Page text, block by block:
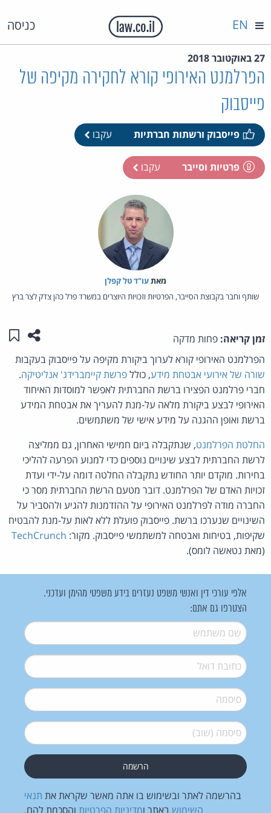
כניסה EN
27 באוקטובר 2018
הפרלמנט האירופי קורא לחקירה מקיפה של
פייסבוק
פייסבוק ורשתות חברתיות עקבו
פרטיות וסייבר עקבו
מאת‏עו"ד טל קפלן
שותף וחבר בקבוצת הסייבר, הפרטיות וזכויות היוצרים במשרד פרל כהן צדק לצר ברץ
זמן קריאה: פחות מדקה שתפו
הפרלמנט האירופי קורא לערוך ביקורת מקיפה על פייסבוק בעקבות
שורה של אירועי אבטחת מידע, כוללפרשת קיימברידג' אנליטיקה.
חברי פרלמנט הפצירו ברשת החברתית לאפשר למוסדות האיחוד
האירופי לבצע ביקורת מלאה על-מנת להעריך את אבטחת המידע
ברשת ואופן ההגנה על מידע אישי של משתמשים.
החלטת הפרלמנט, שנתקבלה ביום חמישי האחרון, גם ממליצה
לרשת החברתית לבצע שינויים נוספים כדי למנוע הפרעה להליכי
בחירות. מוקדם יותר החודש נתקבלה החלטה דומה על-ידי ועדת
זכויות האדם של הפרלמנט. דובר מטעם הרשת החברתית מסר כי
החברה מודה לפרלמנט האירופי על ההזדמנות להגיע ולהסביר על
השינויים שנערכו ברשת. פייסבוק פועלת ללא לאות על-מנת להבטיח
שקיפות, בטיחות ואבטחה למשתמשי פייסבוק. מקור: TechCrunch
(מאת נטאשה לומס).
אלפי עורכי דין ואנשי משפט נעזרים בידע משפטי מהימן ועדכני.
הצטרפו גם אתם:
שם משתמש*
דואל*
סיסמה*
סיסמה (שוב)*
בהרשמה לאתר ובשימוש בו אתה מאשר שקראת את תנאי
השימוש באתר ומדיניות הפרטיות והסכמת להם.